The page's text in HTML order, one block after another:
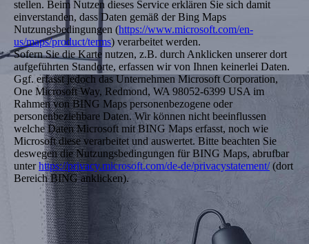
stellen. Beim Nutzen dieses Service erklären Sie sich damit
einverstanden, dass Daten gemäß der Bing Maps
Nutzungsbedingungen (https://www.microsoft.com/en-
us/maps/product/terms) verarbeitet werden.
Sofern Sie die Karte nutzen, z.B. durch Anklicken unserer dort
aufgeführten Standorte, erfassen wir von Ihnen keinerlei Daten.
Ggf. erfasst jedoch das Unternehmen Microsoft Corporation,
One Microsoft Way, Redmond, WA 98052-6399 USA im
Rahmen von BING Maps personenbezogene oder
personenbeziehbare Daten. Wir können nicht beeinflussen
welche Daten Microsoft mit BING Maps erfasst, noch wie
Microsoft diese verarbeitet und auswertet. Bitte beachten Sie
deswegen die Nutzungsbedingungen für BING Maps, abrufbar
unterhttps://privacy.microsoft.com/de-de/privacystatement/(dort
Bereich BING anklicken).